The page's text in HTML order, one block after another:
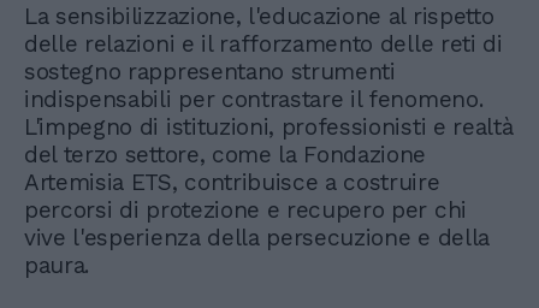
La sensibilizzazione, l'educazione al rispetto
delle relazioni e il rafforzamento delle reti di
sostegno rappresentano strumenti
indispensabili per contrastare il fenomeno.
L'impegno di istituzioni, professionisti e realtà
del terzo settore, come la Fondazione
Artemisia ETS, contribuisce a costruire
percorsi di protezione e recupero per chi
vive l'esperienza della persecuzione e della
paura.